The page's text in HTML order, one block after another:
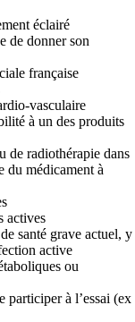
éclairé
de donner son
française
vasculaire
à un des produits
de radiothérapie dans
du médicament à
actives
santé grave actuel, y
active
ou
participer à l’essai (ex